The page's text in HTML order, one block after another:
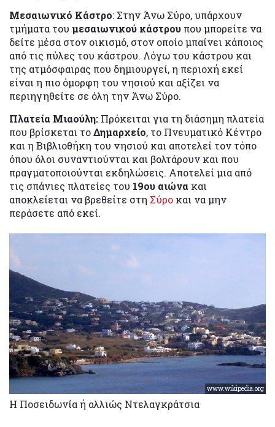
Μεσαιωνικό Κάστρο: Στην Άνω Σύρο, υπάρχουν
τμήματα του μεσαιωνικού κάστρου που μπορείτε να
δείτε μέσα στον οικισμό, στον οποίο μπαίνει κάποιος
από τις πύλες του κάστρου. Λόγω του κάστρου και
της ατμόσφαιρας που δημιουργεί, η περιοχή εκεί
είναι η πιο όμορφη του νησιού και αξίζει να
περιηγηθείτε σε όλη την Άνω Σύρο.
Πλατεία Μιαούλη: Πρόκειται για τη διάσημη πλατεία
που βρίσκεται τοΔημαρχείο, το Πνευματικό Κέντρο
και η Βιβλιοθήκη του νησιού και αποτελεί τον τόπο
όπου όλοι συναντιούνται και βολτάρουν και που
πραγματοποιούνται εκδηλώσεις. Αποτελεί μια από
τις σπάνιες πλατείες του 19ου αιώνα και
αποκλείεται να βρεθείτε στη Σύρο και να μην
περάσετε από εκεί.
www.wikipedia.org
Η Ποσειδωνία ή αλλιώς Ντελαγκράτσια